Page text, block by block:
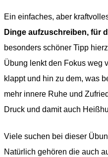
Ein einfaches, aber
Dinge aufzuschreiben, für
besonders schöner Tipp
Übung lenkt den Fokus weg
klappt und hin zu dem, was
mehr innere Ruhe und
Druck und damit auch
Viele suchen bei dieser
Natürlich gehören die auch